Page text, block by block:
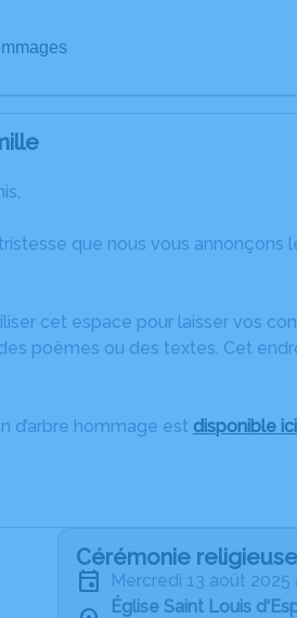
que nous vous
cet espace pour laisser vos
poèmes ou des textes. Cet
d’arbre hommage est disponible ici
Cérémonie religieuse
mercredi 13 août
Église Saint Louis